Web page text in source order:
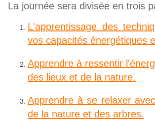
La journée sera divisée en trois
L'apprentissage des
vos capacités énergétiques
Apprendre à ressentir
des lieux et de la nature.
Apprendre à se relaxer
de la nature et des arbres.